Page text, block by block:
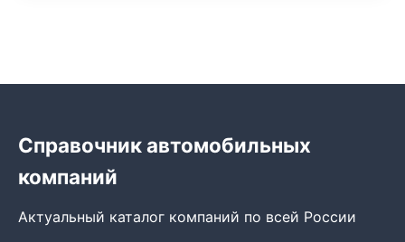
Справочник автомобильных
компаний
Актуальный каталог компаний по всей России